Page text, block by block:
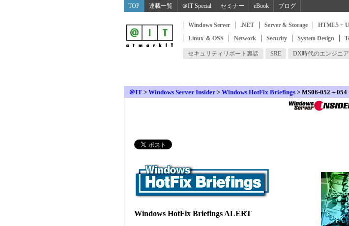
TOP 連載一覧 ＠IT Special セミナー eBook ブログ
Windows Server .NET Server & Storage HTML5 +
Linux ＆ OSS
Network Security System Design
セキュリティリポート裏話 SRE DX時代のエンジニア
＠IT > Windows Server Insider > Windows HotFix Briefings > MS06-052～054
Windows HotFix Briefings ALERT